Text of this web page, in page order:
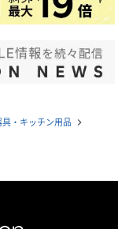
・キッチン用品 navigate_next